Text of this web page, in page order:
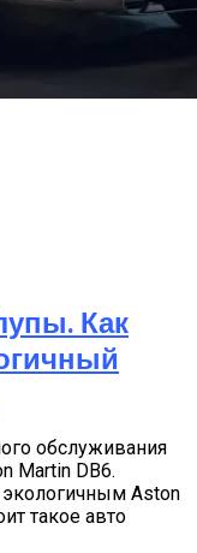
Как
обслуживания
Martin DB6.
Aston
такое авто